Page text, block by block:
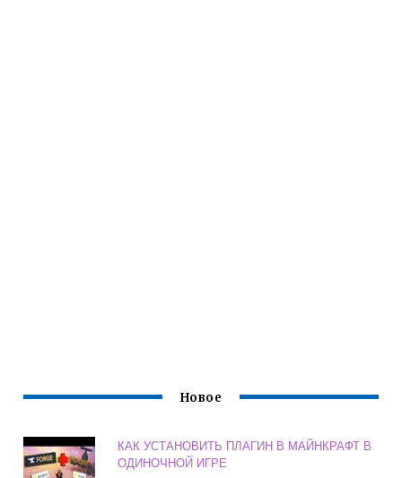
Новое
КАК УСТАНОВИТЬ ПЛАГИН В МАЙНКРАФТ В
ОДИНОЧНОЙ ИГРЕ